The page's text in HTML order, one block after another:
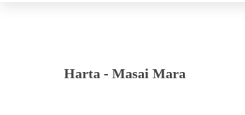
Harta - Masai Mara